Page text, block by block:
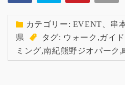
カテゴリー: EVENT 串
県
タグ: ウォーク ,ガイ
ミング,南紀熊野ジオパーク ,